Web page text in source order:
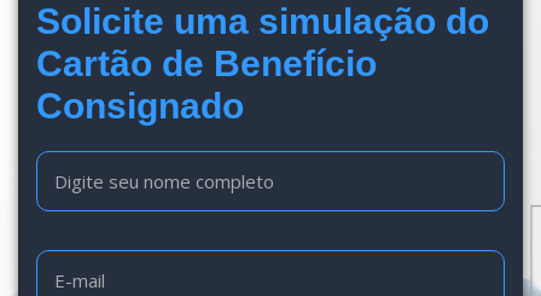
Solicite uma simulação do
Cartão de Benefício
Consignado